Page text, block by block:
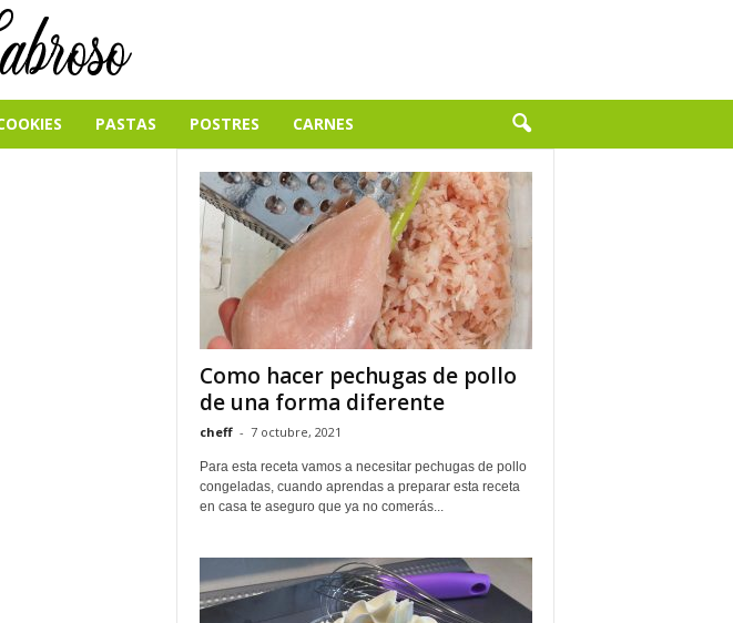
PASTAS POSTRES CARNES
Como hacer pechugas de pollo
de una forma diferente
cheff - 7 octubre, 2021
Para esta receta vamos a necesitar pechugas de pollo
congeladas, cuando aprendas a preparar esta receta
en casa te aseguro que ya no comerás...